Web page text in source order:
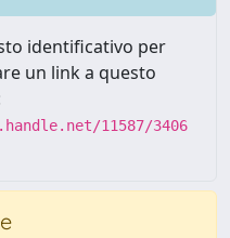
identificativo per
un link a questo
11587/3406